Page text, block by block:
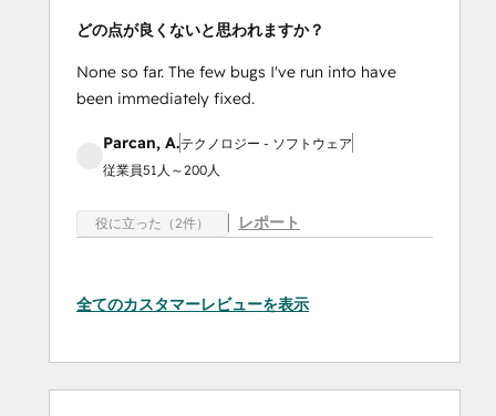
どの点が良くないと思われますか？
None so far. The few bugs I've run into have
been immediately fixed.
Parcan, A.テクノロジー - ソフトウェア
従業員51人～200人
役に立った（2件） レポート
全てのカスタマーレビューを表示